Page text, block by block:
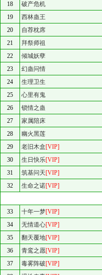
18
破产危机
19
西林蛊王
20
自荐枕席
21
拜祭师祖
22
倾城妖孽
23
幻蛊问情
24
生理卫生
25
心里有鬼
26
锁情之蛊
27
家属陪床
28
幽火黑莲
29
老旧木盒[VIP]
30
生日快乐[VIP]
31
筑基问天[VIP]
32
生命之诺[VIP]
33 十年一梦[VIP]
34
无情道心[VIP]
35
翻天覆地[VIP]
36
青鸾之愿[VIP]
37
毒雾阵破[VIP]